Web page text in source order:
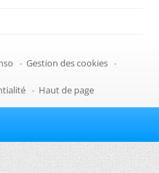
- Gestion des cookies -
- Haut de page